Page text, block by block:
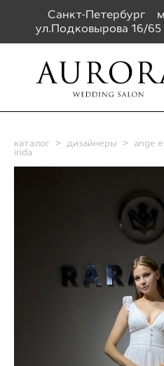
Санкт-Петербург
ул.Подковырова 16/
каталог > дизайнеры > ange
irida